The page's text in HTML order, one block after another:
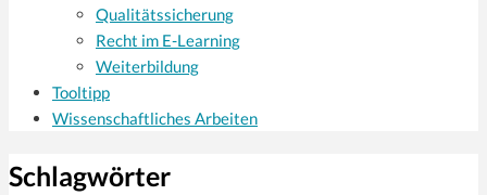
Qualitätssicherung
Recht im E-Learning
Weiterbildung
Tooltipp
Wissenschaftliches Arbeiten
Schlagwörter